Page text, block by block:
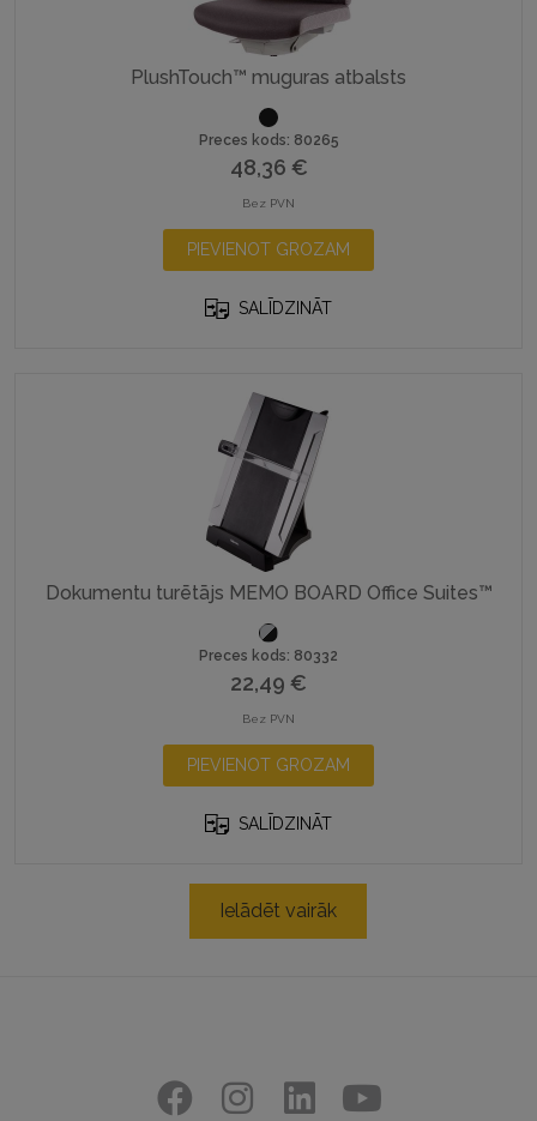
PlushTouch™ muguras atbalsts
Preces kods: 80265
48,36 €
Bez PVN
PIEVIENOT GROZAM
SALĪDZINĀT
Dokumentu turētājs MEMO BOARD Office Suites™
Preces kods: 80332
22,49 €
Bez PVN
PIEVIENOT GROZAM
SALĪDZINĀT
Ielādēt vairāk